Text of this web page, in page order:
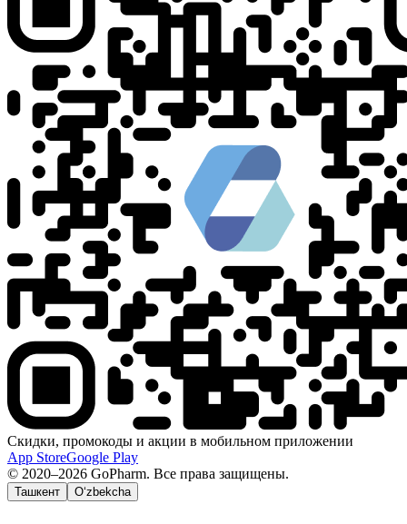
Скидки, промокоды и акции в мобильном приложении
App StoreGoogle Play
© 2020–2026 GoPharm. Все права защищены.
Ташкент O‘zbekcha